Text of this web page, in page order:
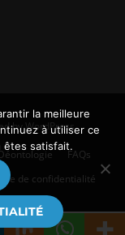
by WordPress.
FAQs
de confidentialité
la meilleure
à utiliser ce
êtes satisfait.